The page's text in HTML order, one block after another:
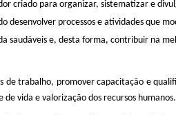
criado para organizar, sistematizar e
desenvolver processos e atividades que
saudáveis e, desta forma, contribuir na
de trabalho, promover capacitação e
vida e valorização dos recursos humanos.